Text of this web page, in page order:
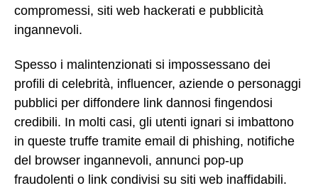
compromessi, siti web hackerati e pubblicità
ingannevoli.
Spesso i malintenzionati si impossessano dei
profili di celebrità, influencer, aziende o personaggi
pubblici per diffondere link dannosi fingendosi
credibili. In molti casi, gli utenti ignari si imbattono
in queste truffe tramite email di phishing, notifiche
del browser ingannevoli, annunci pop-up
fraudolenti o link condivisi su siti web inaffidabili.